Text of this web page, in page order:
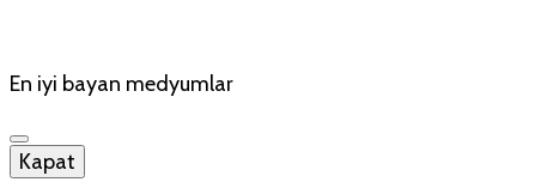
En iyi bayan medyumlar
Kapat